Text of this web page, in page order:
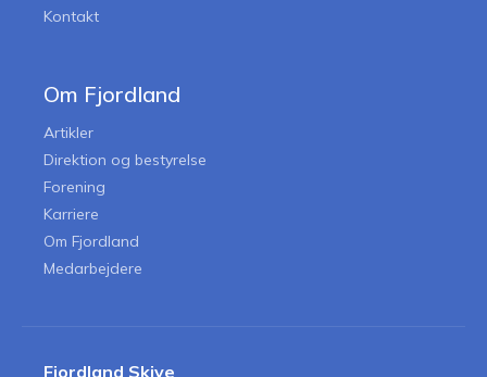
Kontakt
Om Fjordland
Artikler
Direktion og bestyrelse
Forening
Karriere
Om Fjordland
Medarbejdere
Fjordland Skive